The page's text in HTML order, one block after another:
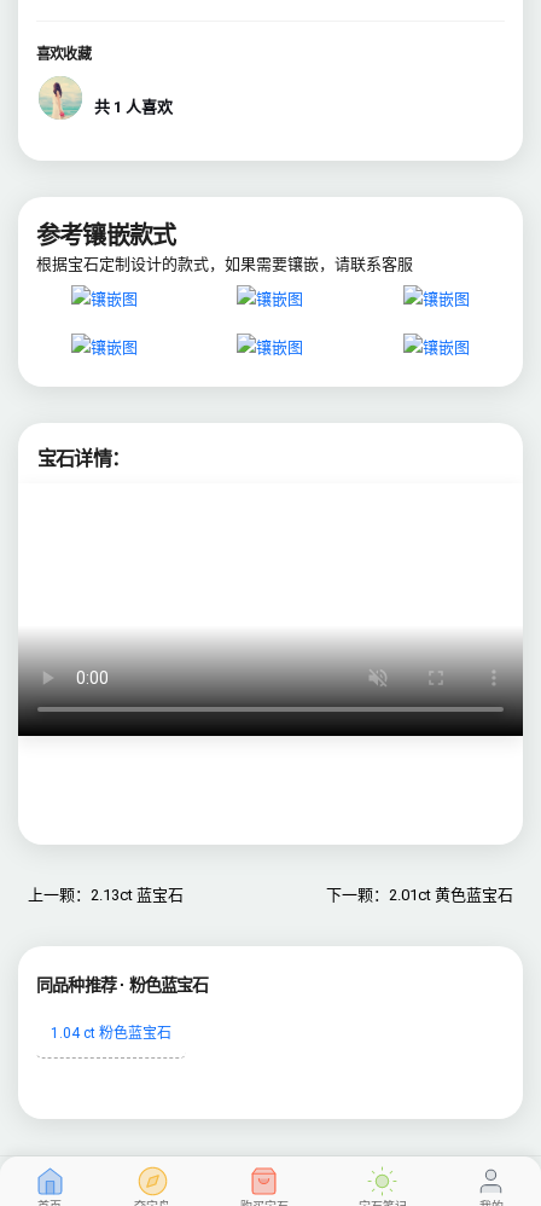
喜欢收藏
共 1 人喜欢
参考镶嵌款式
根据宝石定制设计的款式，如果需要镶嵌，请联系客服
宝石详情：
上一颗：2.13ct 蓝宝石 下一颗：2.01ct 黄色蓝宝石
同品种推荐 · 粉色蓝宝石
1.04 ct 粉色蓝宝石